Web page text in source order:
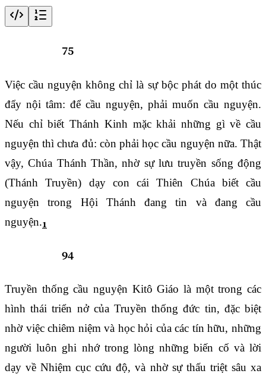
75
Việc cầu nguyện không chỉ là sự bộc phát do một thúc
đẩy nội tâm: để cầu nguyện, phải muốn cầu nguyện.
Nếu chỉ biết Thánh Kinh mặc khải những gì về cầu
nguyện thì chưa đủ: còn phải học cầu nguyện nữa. Thật
vậy, Chúa Thánh Thần, nhờ sự lưu truyền sống động
(Thánh Truyền) dạy con cái Thiên Chúa biết cầu
nguyện trong Hội Thánh đang tin và đang cầu
nguyện.1
94
Truyền thống cầu nguyện Kitô Giáo là một trong các
hình thái triển nở của Truyền thống đức tin, đặc biệt
nhờ việc chiêm niệm và học hỏi của các tín hữu, những
người luôn ghi nhớ trong lòng những biến cố và lời
dạy về Nhiệm cục cứu độ, và nhờ sự thấu triệt sâu xa